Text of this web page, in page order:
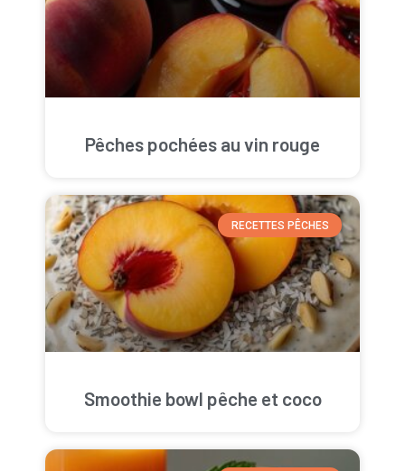
Pêches pochées au vin rouge
RECETTES PÊCHES
Smoothie bowl pêche et coco